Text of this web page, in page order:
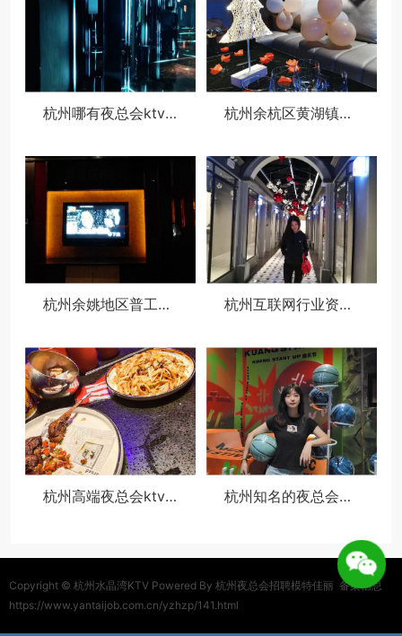
杭州哪有夜总会ktv招聘酒水促销员,ktv最容易被选中的穿搭 杭州余杭区黄湖镇附近夜场招聘商务接待,(不用订房任务)
杭州余姚地区普工文员求职招聘 杭州互联网行业资深boss找工作
杭州高端夜总会ktv招聘商务佳丽,过年放假吗？ 杭州知名的夜总会ktv招聘包厢服务员,夜场上班身体多久会垮
Copyright © 杭州水晶湾KTV Powered By 杭州夜总会招聘模特佳丽 备案信息
https://www.yantaijob.com.cn/yzhzp/141.html